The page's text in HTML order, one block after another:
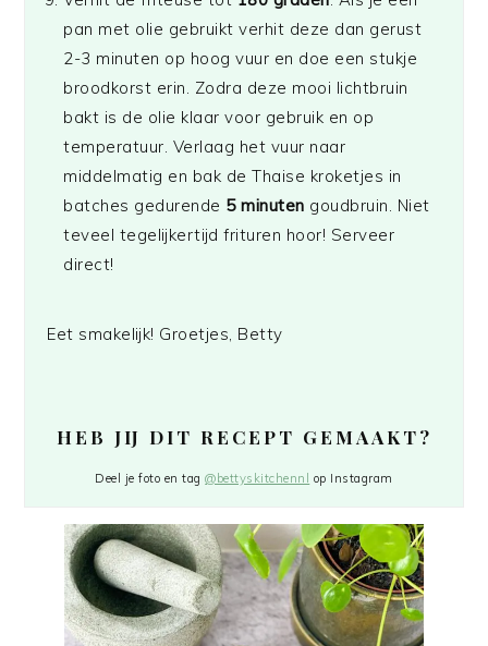
pan met olie gebruikt verhit deze dan gerust
2-3 minuten op hoog vuur en doe een stukje
broodkorst erin. Zodra deze mooi lichtbruin
bakt is de olie klaar voor gebruik en op
temperatuur. Verlaag het vuur naar
middelmatig en bak de Thaise kroketjes in
batches gedurende 5 minuten goudbruin. Niet
teveel tegelijkertijd frituren hoor! Serveer
direct!
Eet smakelijk! Groetjes, Betty
HEB JIJ DIT RECEPT GEMAAKT?
Deel je foto en tag@bettyskitchennl op Instagram